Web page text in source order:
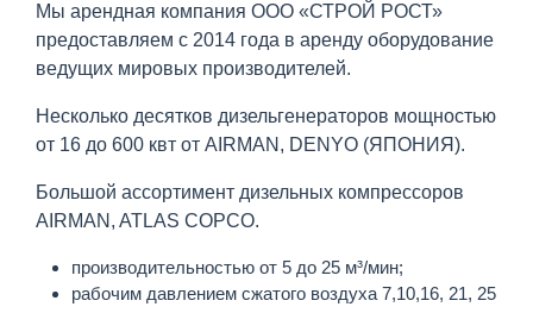
Мы арендная компания ООО «СТРОЙ РОСТ»
предоставляем с 2014 года в аренду оборудование
ведущих мировых производителей.
Несколько десятков дизельгенераторов мощностью
от 16 до 600 квт от AIRMAN, DENYO (ЯПОНИЯ).
Большой ассортимент дизельных компрессоров
AIRMAN, ATLAS COPCO.
производительностью от 5 до 25 м³/мин;
рабочим давлением сжатого воздуха 7,10,16, 21, 25